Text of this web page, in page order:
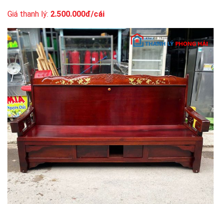
Giá thanh lý: 2.500.000đ/cái